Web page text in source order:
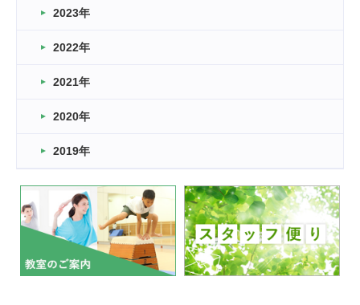
卒業・卒園の季節★
2026.03.11
緑ケ丘体育館
2022.11.03
緑ケ丘体育館
いたっぼーる大会☆彡
緑ケ丘体育館
2022.07.03
市内総合体育大会が開始
緑ケ丘体育館 猪名川運動広場
古池運動広場
2023年
2022年
2021年
2020年
2019年